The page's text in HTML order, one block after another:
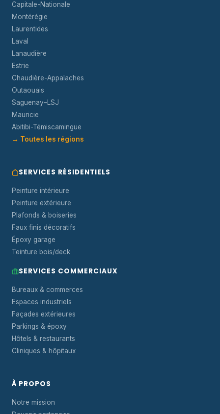
Capitale-Nationale
Montérégie
Laurentides
Laval
Lanaudière
Estrie
Chaudière-Appalaches
Outaouais
Saguenay–LSJ
Mauricie
Abitibi-Témiscamingue
→ Toutes les régions
SERVICES RÉSIDENTIELS
Peinture intérieure
Peinture extérieure
Plafonds & boiseries
Faux finis décoratifs
Époxy garage
Teinture bois/deck
SERVICES COMMERCIAUX
Bureaux & commerces
Espaces industriels
Façades extérieures
Parkings & époxy
Hôtels & restaurants
Cliniques & hôpitaux
À PROPOS
Notre mission